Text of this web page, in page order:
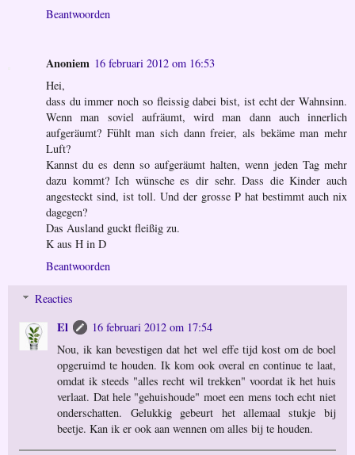
Beantwoorden
Anoniem 16 februari 2012 om 16:53
Hei,
dass du immer noch so fleissig dabei bist, ist echt der Wahnsinn.
Wenn man soviel aufräumt, wird man dann auch innerlich
aufgeräumt? Fühlt man sich dann freier, als bekäme man mehr
Luft?
Kannst du es denn so aufgeräumt halten, wenn jeden Tag mehr
dazu kommt? Ich wünsche es dir sehr. Dass die Kinder auch
angesteckt sind, ist toll. Und der grosse P hat bestimmt auch nix
dagegen?
Das Ausland guckt fleißig zu.
K aus H in D
Beantwoorden
Reacties
El
16 februari 2012 om 17:54
Nou, ik kan bevestigen dat het wel effe tijd kost om de boel
opgeruimd te houden. Ik kom ook overal en continue te laat,
omdat ik steeds "alles recht wil trekken" voordat ik het huis
verlaat. Dat hele "gehuishoude" moet een mens toch echt niet
onderschatten. Gelukkig gebeurt het allemaal stukje bij
beetje. Kan ik er ook aan wennen om alles bij te houden.